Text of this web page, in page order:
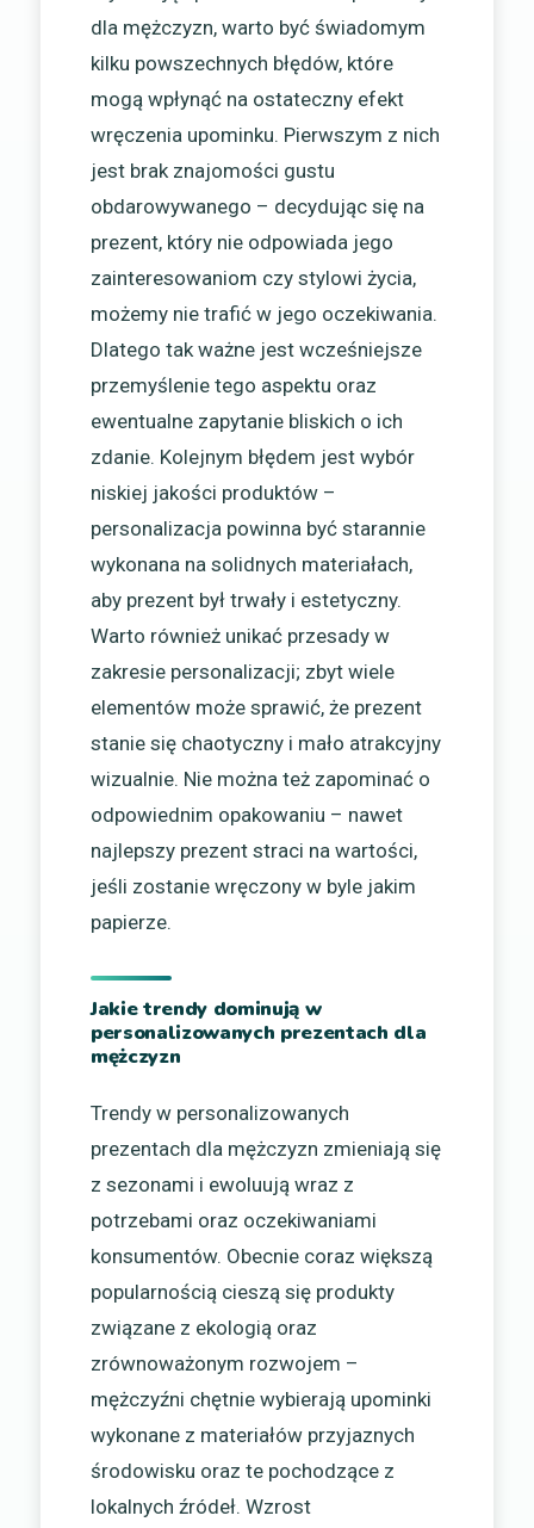
dla mężczyzn, warto być świadomym
kilku powszechnych błędów, które
mogą wpłynąć na ostateczny efekt
wręczenia upominku. Pierwszym z nich
jest brak znajomości gustu
obdarowywanego – decydując się na
prezent, który nie odpowiada jego
zainteresowaniom czy stylowi życia,
możemy nie trafić w jego oczekiwania.
Dlatego tak ważne jest wcześniejsze
przemyślenie tego aspektu oraz
ewentualne zapytanie bliskich o ich
zdanie. Kolejnym błędem jest wybór
niskiej jakości produktów –
personalizacja powinna być starannie
wykonana na solidnych materiałach,
aby prezent był trwały i estetyczny.
Warto również unikać przesady w
zakresie personalizacji; zbyt wiele
elementów może sprawić, że prezent
stanie się chaotyczny i mało atrakcyjny
wizualnie. Nie można też zapominać o
odpowiednim opakowaniu – nawet
najlepszy prezent straci na wartości,
jeśli zostanie wręczony w byle jakim
papierze.
Jakie trendy dominują w
personalizowanych prezentach dla
mężczyzn
Trendy w personalizowanych
prezentach dla mężczyzn zmieniają się
z sezonami i ewoluują wraz z
potrzebami oraz oczekiwaniami
konsumentów. Obecnie coraz większą
popularnością cieszą się produkty
związane z ekologią oraz
zrównoważonym rozwojem –
mężczyźni chętnie wybierają upominki
wykonane z materiałów przyjaznych
środowisku oraz te pochodzące z
lokalnych źródeł. Wzrost